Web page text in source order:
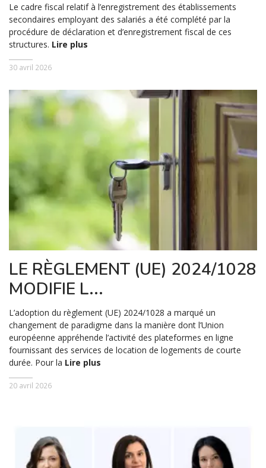
Le cadre fiscal relatif à l’enregistrement des établissements
secondaires employant des salariés a été complété par la
procédure de déclaration et d’enregistrement fiscal de ces
structures. Lire plus
30 avril 2026
LE RÈGLEMENT (UE) 2024/1028
MODIFIE L...
L’adoption du règlement (UE) 2024/1028 a marqué un
changement de paradigme dans la manière dont l’Union
européenne appréhende l’activité des plateformes en ligne
fournissant des services de location de logements de courte
durée. Pour la Lire plus
20 avril 2026